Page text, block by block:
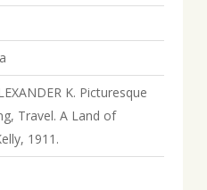
K. Picturesque
Travel. A Land of
1911.